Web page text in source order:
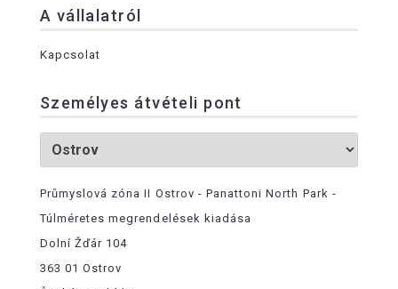
A vállalatról
Kapcsolat
Személyes átvételi pont
Průmyslová zóna II Ostrov - Panattoni North Park -
Túlméretes megrendelések kiadása
Dolní Žďár 104
363 01 Ostrov